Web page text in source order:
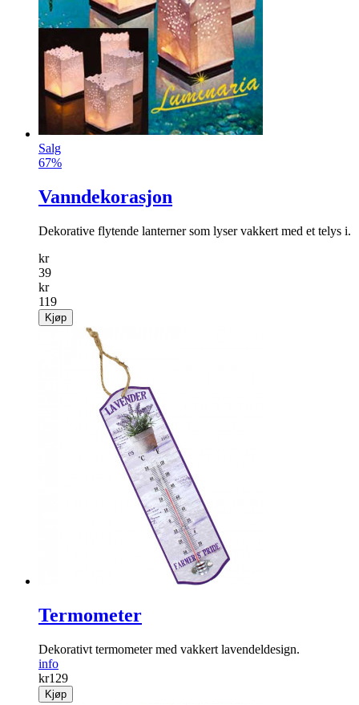
Salg
67%
Vanndekorasjon
Dekorative flytende lanterner som lyser vakkert med et telys i.
kr
39
kr
119
Kjøp
Termometer
Dekorativt termometer med ­vakkert lavendeldesign.
info
kr129
Kjøp